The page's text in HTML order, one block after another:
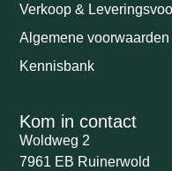
Verkoop &
Algemene voorwaarden
Kennisbank
Kom in contact
Woldweg 2
7961 EB Ruinerwold